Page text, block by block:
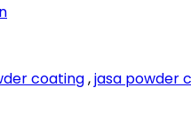
coating,jasa powder